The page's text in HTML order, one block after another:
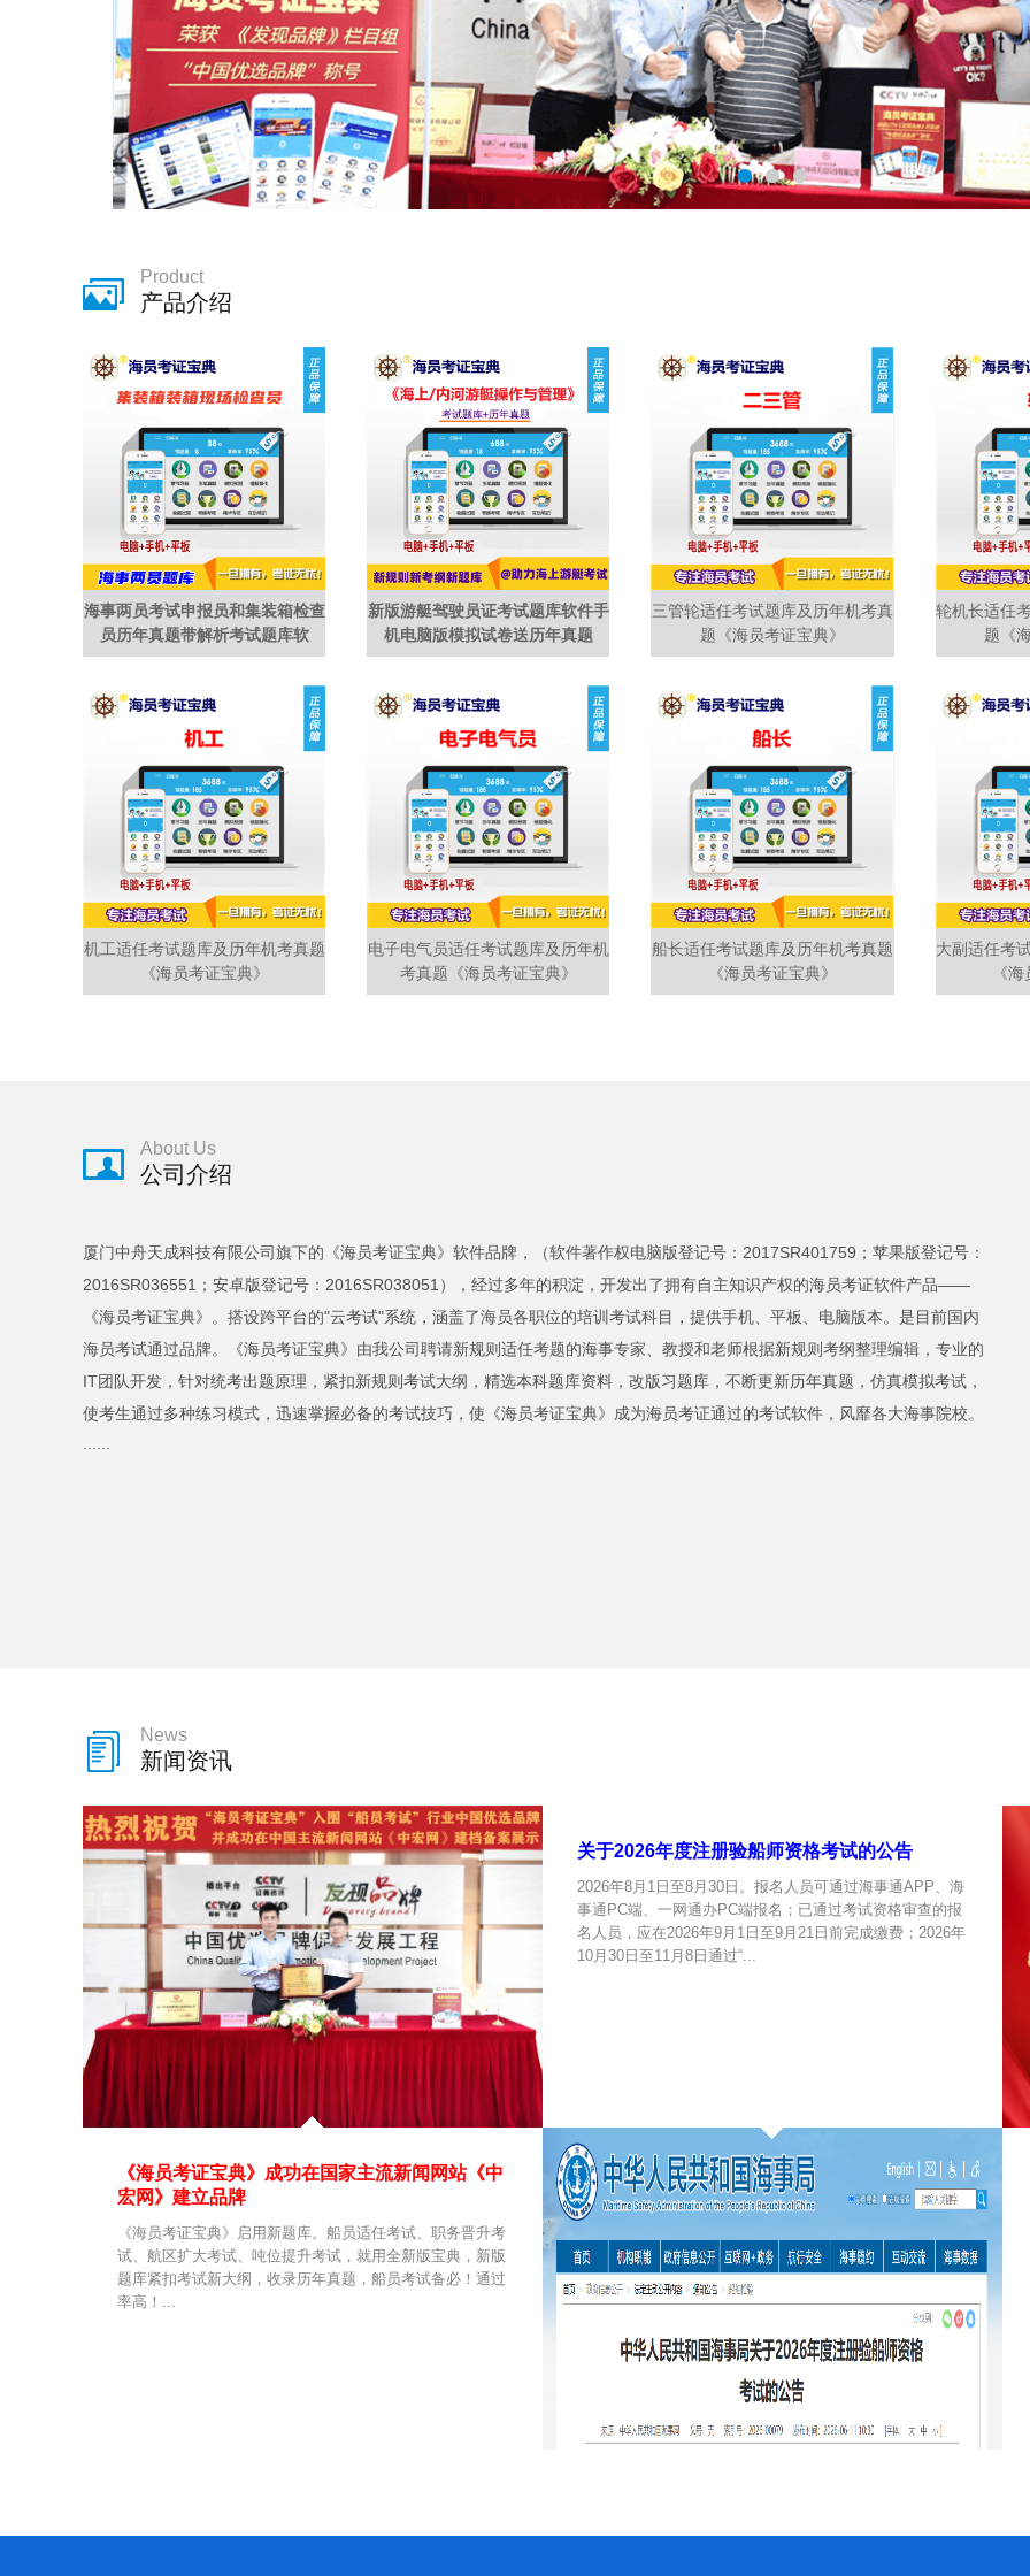
Product
产品介绍
海事两员考试申报员和集装箱检查
员历年真题带解析考试题库软
新版游艇驾驶员证考试题库软件手
机电脑版模拟试卷送历年真题
三管轮适任考试题库及历年机考真
题《海员考证宝典》
轮机长适任
题《
机工适任考试题库及历年机考真题
《海员考证宝典》
电子电气员适任考试题库及历年机
考真题《海员考证宝典》
船长适任考试题库及历年机考真题
《海员考证宝典》
大副适任考
《
About Us
公司介绍
厦门中舟天成科技有限公司旗下的《海员考证宝典》软件品牌，（软件著作权电脑版登记号：2017SR401759；苹果版登记号：
2016SR036551；安卓版登记号：2016SR038051），经过多年的积淀，开发出了拥有自主知识产权的海员考证软件产品——
《海员考证宝典》。搭设跨平台的"云考试"系统，涵盖了海员各职位的培训考试科目，提供手机、平板、电脑版本。是目前国内
海员考试通过品牌。《海员考证宝典》由我公司聘请新规则适任考题的海事专家、教授和老师根据新规则考纲整理编辑，专业的
IT团队开发，针对统考出题原理，紧扣新规则考试大纲，精选本科题库资料，改版习题库，不断更新历年真题，仿真模拟考试，
使考生通过多种练习模式，迅速掌握必备的考试技巧，使《海员考证宝典》成为海员考证通过的考试软件，风靡各大海事院校。
News
新闻资讯
《海员考证宝典》成功在国家主流新闻网站《中
宏网》建立品牌
《海员考证宝典》启用新题库。船员适任考试、职务晋升考
试、航区扩大考试、吨位提升考试，就用全新版宝典，新版
题库紧扣考试新大纲，收录历年真题，船员考试备必！通过
率高！...
关于2026年度注册验船师资格考试的公告
2026年8月1日至8月30日。报名人员可通过海事通APP、海
事通PC端、一网通办PC端报名；已通过考试资格审查的报
名人员，应在2026年9月1日至9月21日前完成缴费；2026年
10月30日至11月8日通过“...